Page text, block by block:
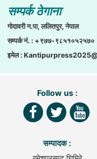
सम्पर्क ठेगाना
गाेदावरी न.पा, ललितपुर, नेपाल
सम्पर्क नं. : +९७७-९८५१०५२५७०
इमेल :
Follow us :
सम्पादक :